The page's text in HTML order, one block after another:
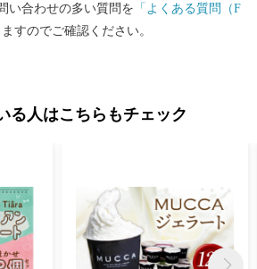
い合わせの多い質問を 「よくある質問（F
すのでご確認ください。
る人はこちらもチェック